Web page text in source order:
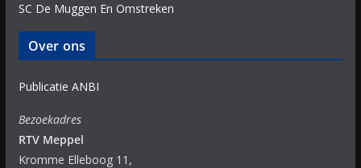
SC De Muggen En Omstreken
Over ons
Publicatie ANBI
Bezoekadres
RTV Meppel
Kromme Elleboog 11,